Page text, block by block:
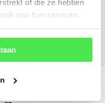
of die ze hebben
van hun services.
/5 at